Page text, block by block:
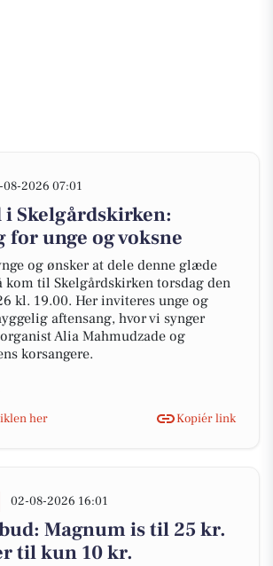
08-2026 07:01
i Skelgårdskirken:
for unge og voksne
og ønsker at dele denne glæde
kom til Skelgårdskirken torsdag den
kl. 19.00. Her inviteres unge og
aftensang, hvor vi synger
Alia Mahmudzade og
korsangere.
her
Kopiér link
02-08-2026 16:01
Magnum is til 25 kr.
til kun 10 kr.